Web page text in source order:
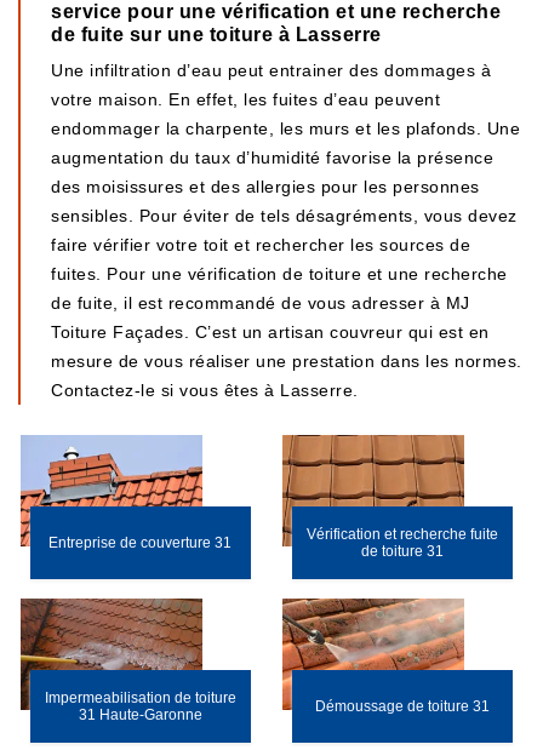
service pour une vérification et une recherche
de fuite sur une toiture à Lasserre
Une infiltration d’eau peut entrainer des dommages à
votre maison. En effet, les fuites d’eau peuvent
endommager la charpente, les murs et les plafonds. Une
augmentation du taux d’humidité favorise la présence
des moisissures et des allergies pour les personnes
sensibles. Pour éviter de tels désagréments, vous devez
faire vérifier votre toit et rechercher les sources de
fuites. Pour une vérification de toiture et une recherche
de fuite, il est recommandé de vous adresser à MJ
Toiture Façades. C’est un artisan couvreur qui est en
mesure de vous réaliser une prestation dans les normes.
Contactez-le si vous êtes à Lasserre.
Entreprise de couverture 31
Vérification et recherche fuite
de toiture 31
Impermeabilisation de toiture
31 Haute-Garonne
Démoussage de toiture 31